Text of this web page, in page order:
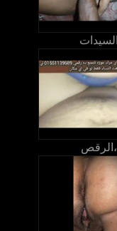
السيدات
الرقص،